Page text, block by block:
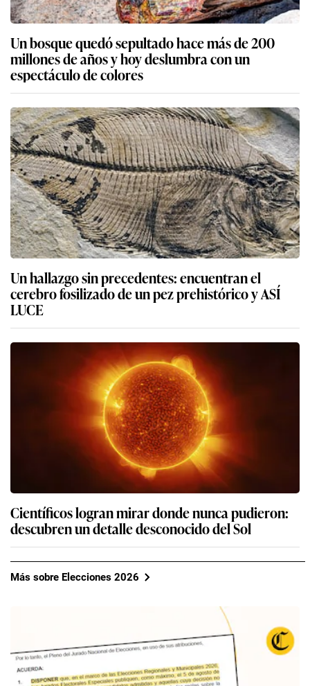
Un bosque quedó sepultado hace más de 200
millones de años y hoy deslumbra con un
espectáculo de colores
Un hallazgo sin precedentes: encuentran el
cerebro fosilizado de un pez prehistórico y ASÍ
LUCE
Científicos logran mirar donde nunca pudieron:
descubren un detalle desconocido del Sol
Más sobre Elecciones 2026